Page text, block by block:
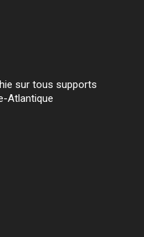
sur tous supports
Atlantique